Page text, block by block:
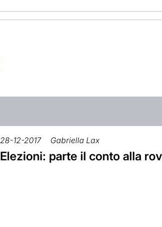
28-12-2017 Gabriella Lax
Elezioni: parte il conto alla